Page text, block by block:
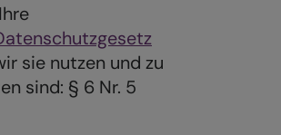
sie nutzen und zu
sind: § 6 Nr. 5